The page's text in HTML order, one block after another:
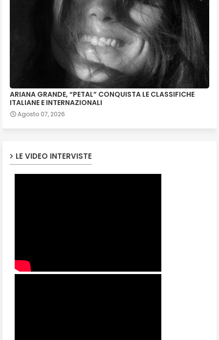
ARIANA GRANDE, “PETAL” CONQUISTA LE CLASSIFICHE
ITALIANE E INTERNAZIONALI
Agosto 07, 2026
LE VIDEO INTERVISTE